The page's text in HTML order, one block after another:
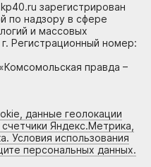
зарегистрирован
по надзору в сфере
и массовых
Регистрационный номер:
правда –
данные геолокации
Яндекс.Метрика,
Условия использования
персональных данных.